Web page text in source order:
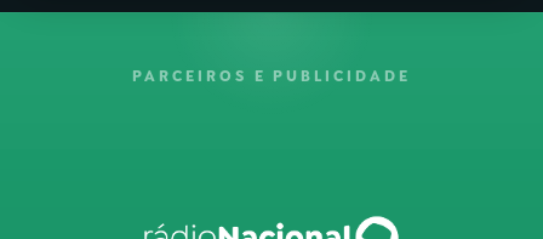
PARCEIROS E PUBLICIDADE